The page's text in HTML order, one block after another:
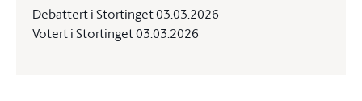
Debattert i Stortinget 03.03.2026
Votert i Stortinget 03.03.2026